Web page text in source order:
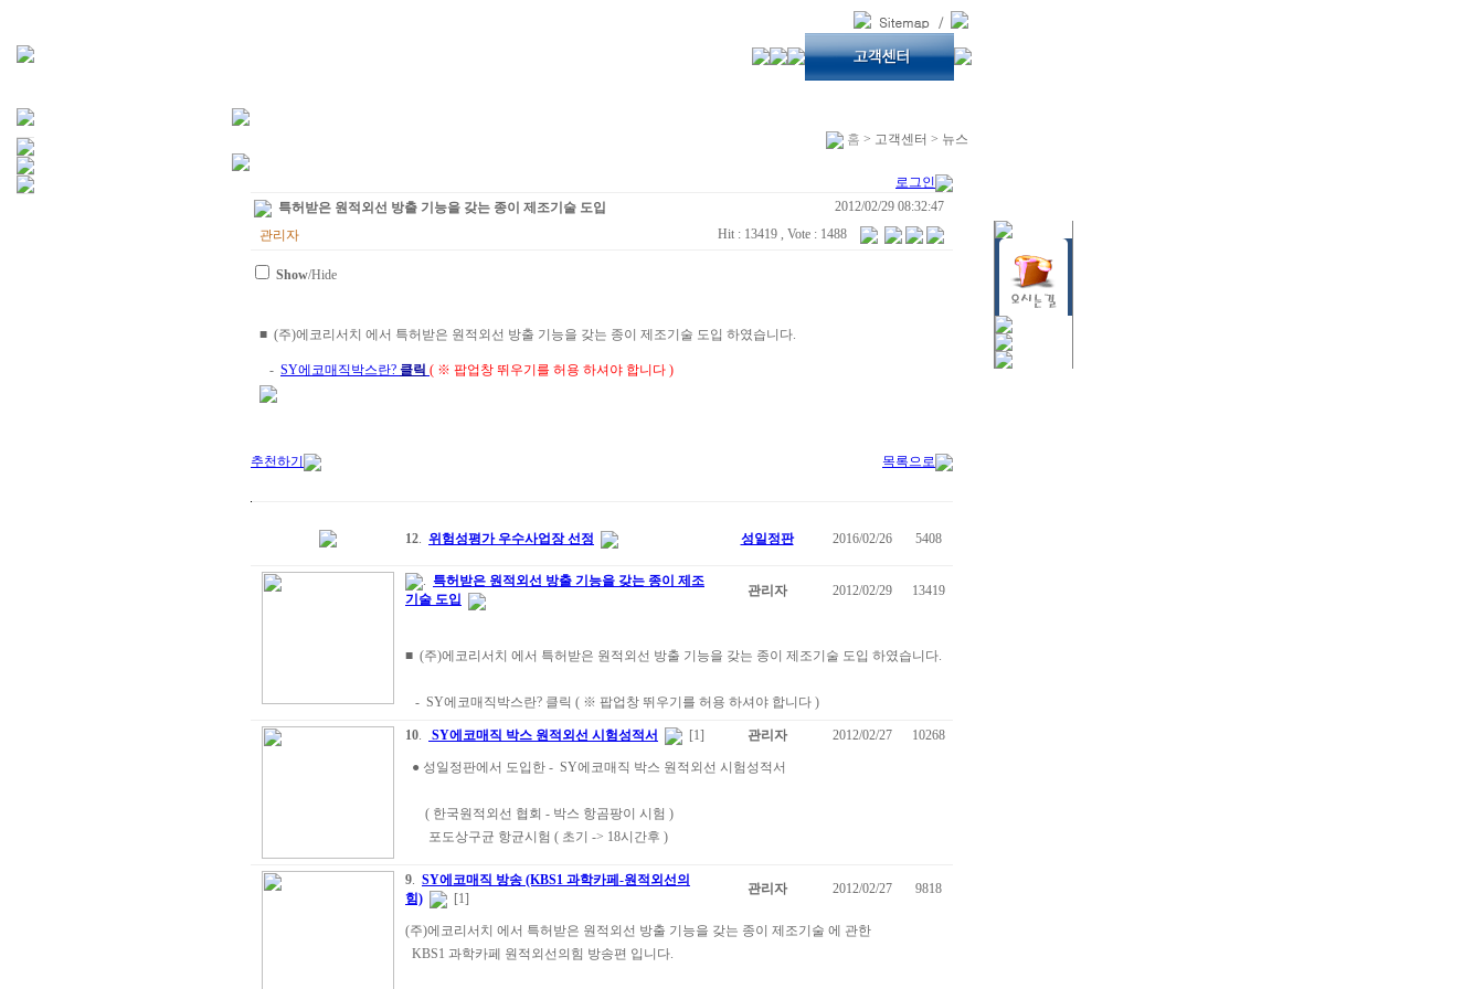
홈 > 고객센터 > 뉴스
로그인
특허받은 원적외선 방출 기능을 갖는 종이 제조기술 도입
2012/02/29 08:32:47
관리자
Hit : 13419 , Vote : 1488
Show/Hide
■ (주)에코리서치 에서 특허받은 원적외선 방출 기능을 갖는 종이 제조기술 도입 하였습니다.
- SY에코매직박스란? 클릭 ( ※ 팝업창 뛰우기를 허용 하셔야 합니다 )
추천하기 목록으로
12. 위험성평가 우수사업장 선정 성일정판 2016/02/26 5408
. 특허받은 원적외선 방출 기능을 갖는 종이 제조
기술 도입
관리자 2012/02/29 13419
■ (주)에코리서치 에서 특허받은 원적외선 방출 기능을 갖는 종이 제조기술 도입 하였습니다.
- SY에코매직박스란? 클릭 ( ※ 팝업창 뛰우기를 허용 하셔야 합니다 )
10. SY에코매직 박스 원적외선 시험성적서 [1] 관리자 2012/02/27 10268
● 성일정판에서 도입한 - SY에코매직 박스 원적외선 시험성적서
( 한국원적외선 협회 - 박스 항곰팡이 시험 )
포도상구균 항균시험 ( 초기 -> 18시간후 )
9. SY에코매직 방송 (KBS1 과학카페-원적외선의
힘)
[1]
관리자 2012/02/27 9818
(주)에코리서치 에서 특허받은 원적외선 방출 기능을 갖는 종이 제조기술 에 관한
KBS1 과학카페 원적외선의힘 방송편 입니다.